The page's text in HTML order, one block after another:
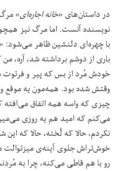
در داستان‌های «خانه اجاره‌ای»
نویسنده آنست. اما مرگ نیز
با چهره‌ای دلنشین ظاهر می‌شود:
باری از دوشم برداشته شد، آره،
خودش مُرد از بس که پیر و فرتوت
وقتش شده بود. همه‌مون یه موقع
چیزی که واسه همه اتفاق می‌افته
می‌کنم که امید هم یه روزی
نکردم، حالا که لُخته، حالا که
خوش‌تراش جلوی آینه‌ی میزتوالت
رو با هم قاطی می‌کنه، چرا به